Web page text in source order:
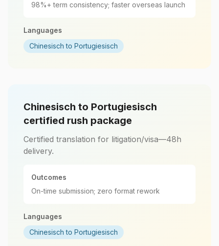
98%+ term consistency; faster overseas launch
Languages
Chinesisch to Portugiesisch
Chinesisch to Portugiesisch
certified rush package
Certified translation for litigation/visa—48h
delivery.
Outcomes
On-time submission; zero format rework
Languages
Chinesisch to Portugiesisch